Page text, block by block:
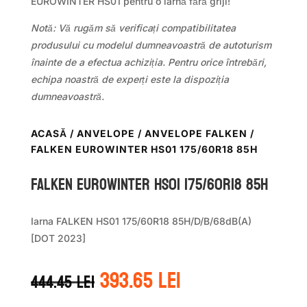
Notă: Vă rugăm să verificați compatibilitatea
produsului cu modelul dumneavoastră de autoturism
înainte de a efectua achiziția. Pentru orice întrebări,
echipa noastră de experți este la dispoziția
dumneavoastră.
ACASĂ / ANVELOPE / ANVELOPE FALKEN /
FALKEN EUROWINTER HS01 175/60R18 85H
Falken EUROWINTER HS01 175/60R18 85H
Iarna FALKEN HS01 175/60R18 85H/D/B/68dB(A)
[DOT 2023]
444.45leiPrețul
inițial
393.65leiPrețul
curent